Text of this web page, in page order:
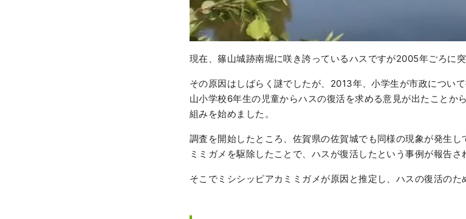
現在、篠山城跡南堀に咲き誇っているハスですが2005年ごろに突
その原因はしばらく謎でしたが、2013年、小学生が市政につい
山小学校6年生の児童からハスの復活を求める意見が出たことか
組みを始めました。
調査を開始したところ、佐賀県の佐賀城でも同様の現象が発生
ミミガメを駆除したことで、ハスが復活したという事例が報告さ
そこでミシシッピアカミミガメが原因と推定し、ハスの復活のた